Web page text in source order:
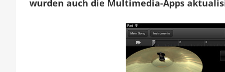
wurden auch die Multimedia-Apps